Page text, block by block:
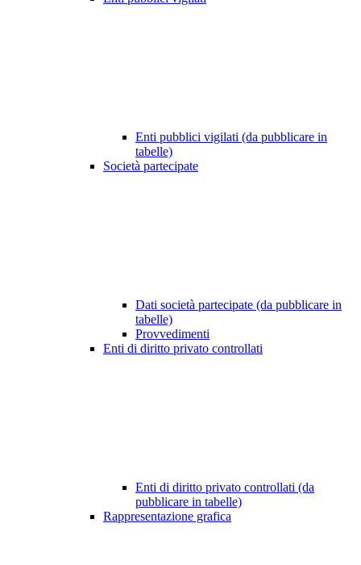
Enti pubblici vigilati (da pubblicare in
tabelle)
Società partecipate
Dati società partecipate (da pubblicare in
tabelle)
Provvedimenti
Enti di diritto privato controllati
Enti di diritto privato controllati (da
pubblicare in tabelle)
Rappresentazione grafica